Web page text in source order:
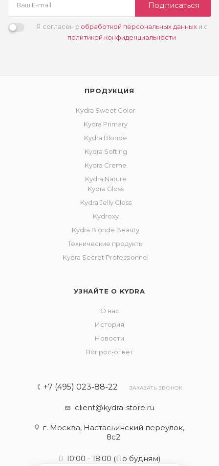
Подписаться
Я согласен с обработкой персональных данныхи с
политикой конфиденциальности
ПРОДУКЦИЯ
Kydra Sweet Color
Kydra Primary
Kydra Blonde
Kydra Softing
Kydra Creme
Kydra Nature
Kydra Gloss
Kydra Jelly Gloss
Kydroxy
Kydra Blonde Beauty
Технические продукты
Kydra Secret Professionnel
УЗНАЙТЕ О KYDRA
О нас
История
Новости
Вопрос-ответ
+7 (495) 023-88-22 ЗАКАЗАТЬ ЗВОНОК
client@kydra-store.ru
г. Москва, Настасьинский переулок,
8с2
10:00 - 18:00 (По будням)